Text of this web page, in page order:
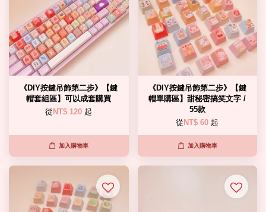
《DIY按鍵吊飾第二步》【鍵
帽套組區】可以成套購買
從 NT$ 120 起
加入購物車
《DIY按鍵吊飾第二步》【鍵
帽單購區】甜秘密搞笑文字 /
55款
從 NT$ 60 起
加入購物車